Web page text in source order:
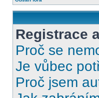
Registrace
Proč se
Je vůbec
Proč jsem